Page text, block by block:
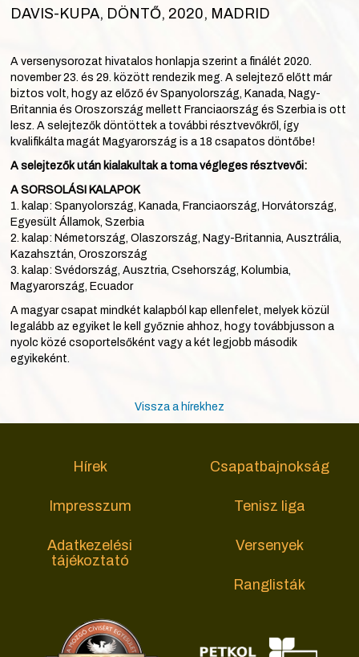
DAVIS-KUPA, DÖNTŐ, 2020, MADRID
A versenysorozat hivatalos honlapja szerint a finálét 2020.
november 23. és 29. között rendezik meg. A selejtező előtt már
biztos volt, hogy az előző év Spanyolország, Kanada, Nagy-
Britannia és Oroszország mellett Franciaország és Szerbia is ott
lesz. A selejtezők döntöttek a további résztvevőkről, így
kvalifikálta magát Magyarország is a 18 csapatos döntőbe!
A selejtezők után kialakultak a torna végleges résztvevői:
A SORSOLÁSI KALAPOK
1. kalap: Spanyolország, Kanada, Franciaország, Horvátország,
Egyesült Államok, Szerbia
2. kalap: Németország, Olaszország, Nagy-Britannia, Ausztrália,
Kazahsztán, Oroszország
3. kalap: Svédország, Ausztria, Csehország, Kolumbia,
Magyarország, Ecuador
A magyar csapat mindkét kalapból kap ellenfelet, melyek közül
legalább az egyiket le kell győznie ahhoz, hogy továbbjusson a
nyolc közé csoportelsőként vagy a két legjobb második
egyikeként.
Vissza a hírekhez
Hírek
Impresszum
Adatkezelési
tájékoztató
Csapatbajnokság
Tenisz liga
Versenyek
Ranglisták